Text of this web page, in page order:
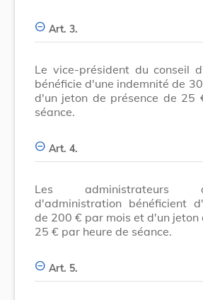
Art. 3.
Le vice-président du conseil
bénéficie d'une indemnité de
d'un jeton de présence de 25
séance.
Art. 4.
Les administrateurs
d'administration bénéficient
de 200 € par mois et d'un jeton
25 € par heure de séance.
Art. 5.